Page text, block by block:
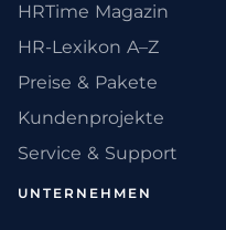
HRTime Magazin
HR-Lexikon A–Z
Preise & Pakete
Kundenprojekte
Service & Support
UNTERNEHMEN